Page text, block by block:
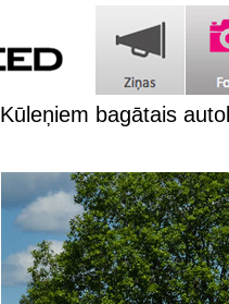
Kūleņiem bagātais